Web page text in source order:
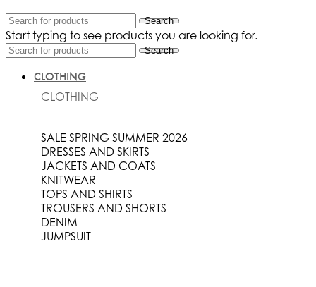
Search
Start typing to see products you are looking for.
Search
CLOTHING
CLOTHING
SALE SPRING SUMMER 2026
DRESSES AND SKIRTS
JACKETS AND COATS
KNITWEAR
TOPS AND SHIRTS
TROUSERS AND SHORTS
DENIM
JUMPSUIT